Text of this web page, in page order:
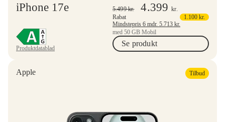
iPhone 17e
Produktdatablad
5.499kr. 4.399kr.
Rabat
1.100 kr.
Mindstepris 6 mdr. 5.713 kr.
med 50 GB Mobil
Se produkt
Apple Tilbud